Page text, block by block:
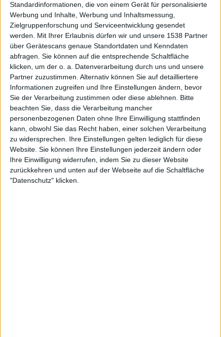
Standardinformationen, die von einem Gerät für personalisierte
Werbung und Inhalte, Werbung und Inhaltsmessung,
Zielgruppenforschung und Serviceentwicklung gesendet
werden.
Mit Ihrer Erlaubnis dürfen wir und unsere 1538 Partner
über Gerätescans genaue Standortdaten und Kenndaten
abfragen. Sie können auf die entsprechende Schaltfläche
klicken, um der o. a. Datenverarbeitung durch uns und unsere
Partner zuzustimmen. Alternativ können Sie auf detailliertere
Informationen zugreifen und Ihre Einstellungen ändern, bevor
Sie der Verarbeitung zustimmen oder diese ablehnen.
Bitte
beachten Sie, dass die Verarbeitung mancher
personenbezogenen Daten ohne Ihre Einwilligung stattfinden
kann, obwohl Sie das Recht haben, einer solchen Verarbeitung
zu widersprechen. Ihre Einstellungen gelten lediglich für diese
Website. Sie können Ihre Einstellungen jederzeit ändern oder
Ihre Einwilligung widerrufen, indem Sie zu dieser Website
zurückkehren und unten auf der Webseite auf die Schaltfläche
"Datenschutz" klicken.
5/10
Review
The Privateer
1
Monolith
6/10
Review
The Privateer
Facing The Tempest